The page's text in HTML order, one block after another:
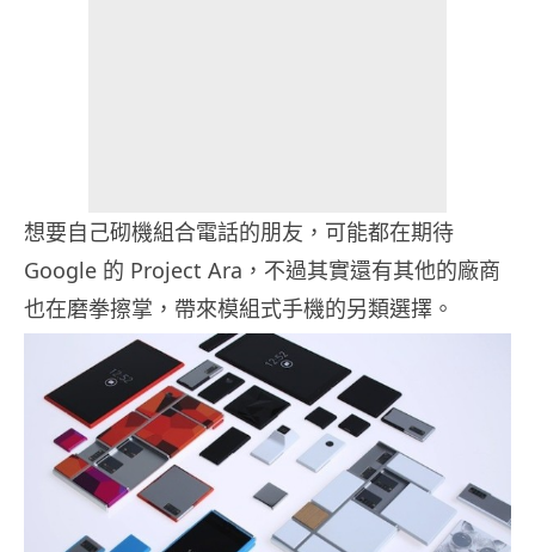
想要自己砌機組合電話的朋友，可能都在期待
Google 的 Project Ara，不過其實還有其他的廠商
也在磨拳擦掌，帶來模組式手機的另類選擇。